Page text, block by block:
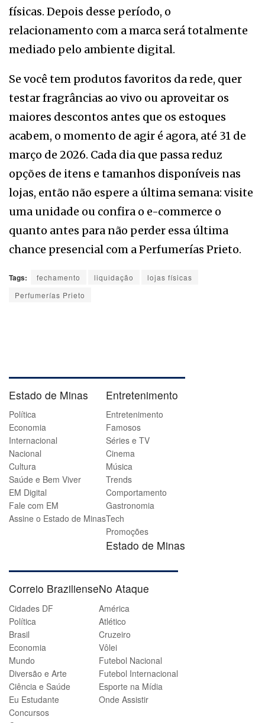
físicas. Depois desse período, o
relacionamento com a marca será totalmente
mediado pelo ambiente digital.
Se você tem produtos favoritos da rede, quer
testar fragrâncias ao vivo ou aproveitar os
maiores descontos antes que os estoques
acabem, o momento de agir é agora, até 31 de
março de 2026. Cada dia que passa reduz
opções de itens e tamanhos disponíveis nas
lojas, então não espere a última semana: visite
uma unidade ou confira o e-commerce o
quanto antes para não perder essa última
chance presencial com a Perfumerías Prieto.
Tags: fechamento liquidação
lojas físicas
Perfumerías Prieto
Estado de Minas
Política
Economia
Internacional
Nacional
Cultura
Saúde e Bem Viver
EM Digital
Fale com EM
Assine o Estado de Minas
Entretenimento
Entretenimento
Famosos
Séries e TV
Cinema
Música
Trends
Comportamento
Gastronomia
Tech
Promoções
Estado de Minas
Correio Braziliense
Cidades DF
Política
Brasil
Economia
Mundo
Diversão e Arte
Ciência e Saúde
Eu Estudante
Concursos
No Ataque
América
Atlético
Cruzeiro
Vôlei
Futebol Nacional
Futebol Internacional
Esporte na Mídia
Onde Assistir